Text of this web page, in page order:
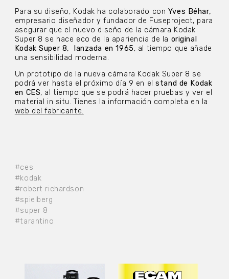
#ces
#kodak
#robert richardson
#spielberg
#super 8
#tarantino
Para su diseño, Kodak ha colaborado con Yves Béhar,
empresario diseñador y fundador de Fuseproject, para
asegurar que el nuevo diseño de la cámara Kodak
Super 8 se hace eco de la apariencia de la original
Kodak Super 8,
lanzada en 1965, al tiempo que añade
una sensibilidad moderna.
Un prototipo de la nueva cámara Kodak Super 8 se
podrá ver hasta el próximo día 9 en elstand de Kodak
en CES, al tiempo que se podrá hacer pruebas y ver el
material in situ. Tienes la información completa en la
web del fabricante.